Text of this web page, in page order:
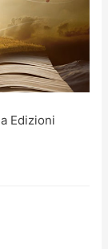
Edizioni